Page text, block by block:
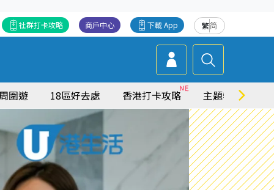
繁简
下載 App
商戶中心
社群打卡攻略
圍遊 18區好去處 香港打卡攻略 主題特集